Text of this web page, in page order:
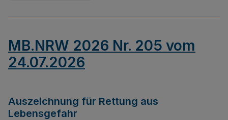
MB.NRW 2026 Nr. 205 vom
24.07.2026
Auszeichnung für Rettung aus
Lebensgefahr